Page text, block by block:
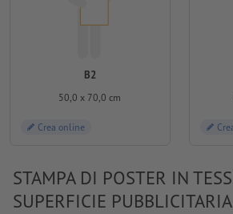
B2
50,0 x 70,0 cm
Crea online
STAMPA DI POSTER IN
SUPERFICIE